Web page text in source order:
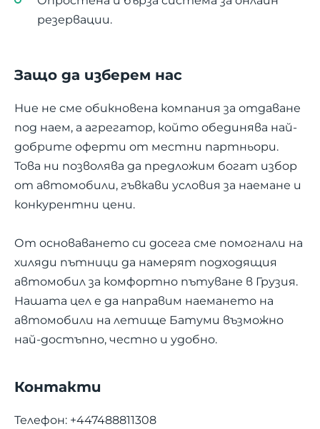
резервации.
Защо да изберем нас
Ние не сме обикновена компания за отдаване
под наем, а агрегатор, който обединява най-
добрите оферти от местни партньори.
Това ни позволява да предложим богат избор
от автомобили, гъвкави условия за наемане и
конкурентни цени.
От основаването си досега сме помогнали на
хиляди пътници да намерят подходящия
автомобил за комфортно пътуване в Грузия.
Нашата цел е да направим наемането на
автомобили на летище Батуми възможно
най-достъпно, честно и удобно.
Контакти
Телефон: +447488811308